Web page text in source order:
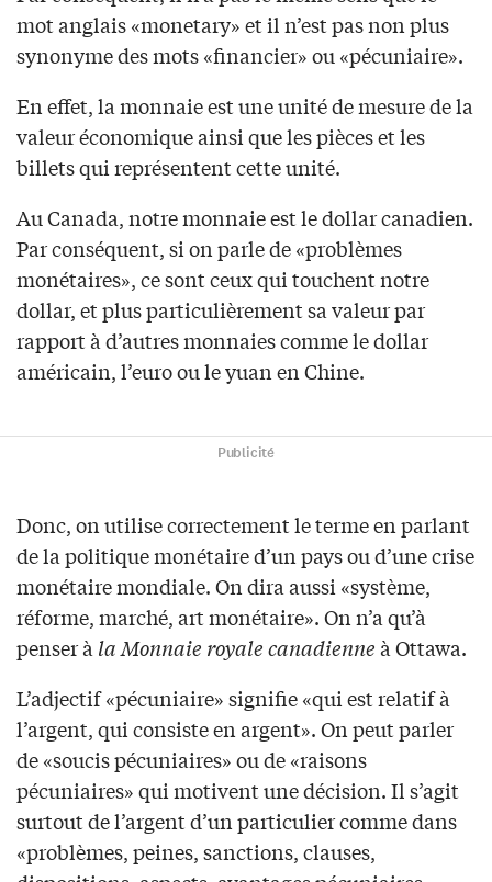
mot anglais «monetary» et il n’est pas non plus
synonyme des mots «financier» ou «pécuniaire».
En effet, la monnaie est une unité de mesure de la
valeur économique ainsi que les pièces et les
billets qui représentent cette unité.
Au Canada, notre monnaie est le dollar canadien.
Par conséquent, si on parle de «problèmes
monétaires», ce sont ceux qui touchent notre
dollar, et plus particulièrement sa valeur par
rapport à d’autres monnaies comme le dollar
américain, l’euro ou le yuan en Chine.
Publicité
Donc, on utilise correctement le terme en parlant
de la politique monétaire d’un pays ou d’une crise
monétaire mondiale. On dira aussi «système,
réforme, marché, art monétaire». On n’a qu’à
penser àla Monnaie royale canadienneà Ottawa.
L’adjectif «pécuniaire» signifie «qui est relatif à
l’argent, qui consiste en argent». On peut parler
de «soucis pécuniaires» ou de «raisons
pécuniaires» qui motivent une décision. Il s’agit
surtout de l’argent d’un particulier comme dans
«problèmes, peines, sanctions, clauses,